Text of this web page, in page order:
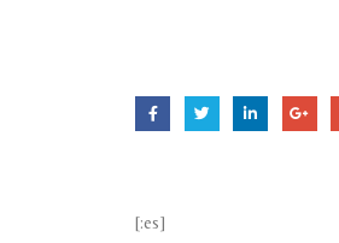
[:es]